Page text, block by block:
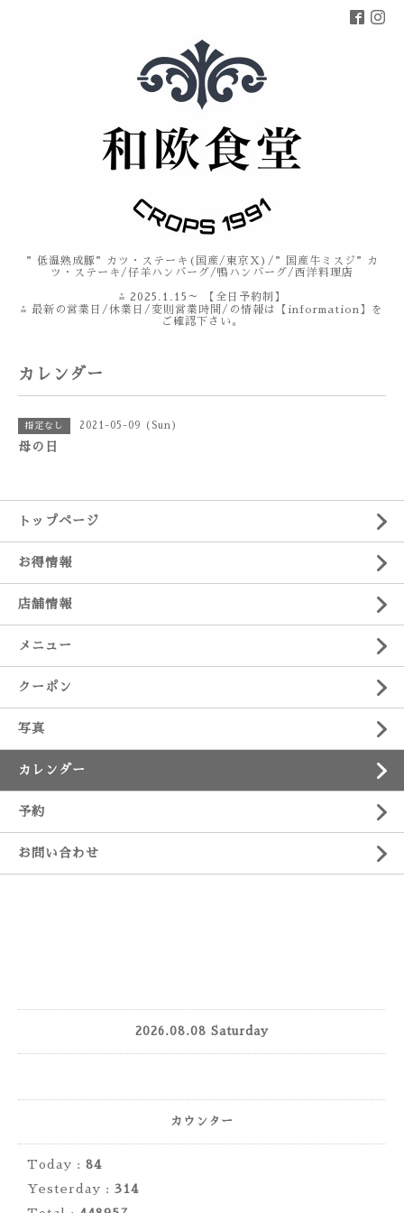
”低温熟成豚”カツ・ステーキ(国産/東京X)/”国産牛ミスジ”カ
ツ・ステーキ/仔羊ハンバーグ/鴨ハンバーグ/西洋料理店
⁂ 2025.1.15～ 【全日予約制】
⁂ 最新の営業日/休業日/変則営業時間/の情報は【information】を
ご確認下さい。
カレンダー
指定なし 2021-05-09 (Sun)
母の日
トップページ
お得情報
店舗情報
メニュー
クーポン
写真
カレンダー
予約
お問い合わせ
2026.08.08 Saturday
カウンター
Today : 84
Yesterday : 314